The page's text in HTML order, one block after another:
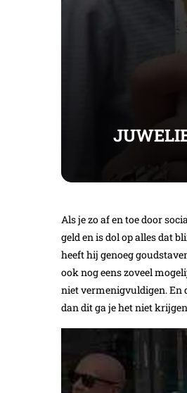
Als je zo af en toe door
geld en is dol op alles dat
heeft hij genoeg
ook nog eens zoveel
niet vermenigvuldigen. En
dan dit ga je het niet